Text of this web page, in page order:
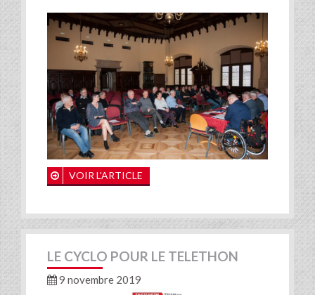
VOIR L'ARTICLE
LE CYCLO POUR LE TELETHON
9 novembre 2019